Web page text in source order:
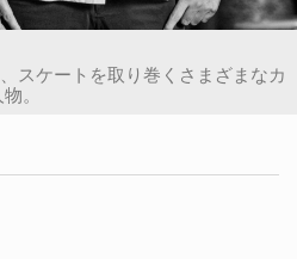
スケートを取り巻くさまざまなカ
。